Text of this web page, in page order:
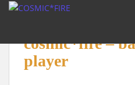
p
cosmic*fire –
player